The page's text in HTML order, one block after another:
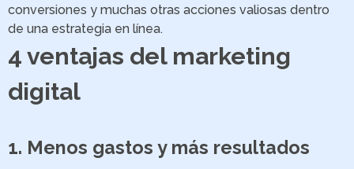
conversiones y muchas otras acciones valiosas dentro
de una estrategia en línea.
4 ventajas del marketing
digital
1. Menos gastos y más resultados